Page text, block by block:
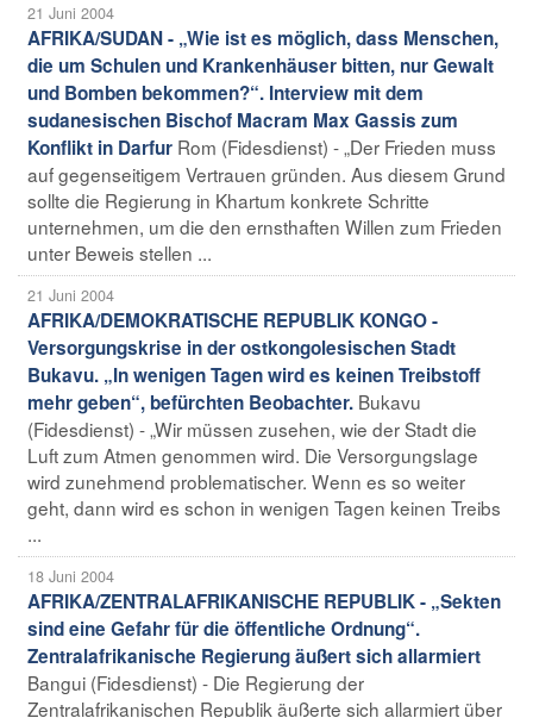
21 Juni 2004
AFRIKA/SUDAN - „Wie ist es möglich, dass Menschen,
die um Schulen und Krankenhäuser bitten, nur Gewalt
und Bomben bekommen?“. Interview mit dem
sudanesischen Bischof Macram Max Gassis zum
Konflikt in Darfur Rom (Fidesdienst) - „Der Frieden muss
auf gegenseitigem Vertrauen gründen. Aus diesem Grund
sollte die Regierung in Khartum konkrete Schritte
unternehmen, um die den ernsthaften Willen zum Frieden
unter Beweis stellen ...
21 Juni 2004
AFRIKA/DEMOKRATISCHE REPUBLIK KONGO -
Versorgungskrise in der ostkongolesischen Stadt
Bukavu. „In wenigen Tagen wird es keinen Treibstoff
mehr geben“, befürchten Beobachter. Bukavu
(Fidesdienst) - „Wir müssen zusehen, wie der Stadt die
Luft zum Atmen genommen wird. Die Versorgungslage
wird zunehmend problematischer. Wenn es so weiter
geht, dann wird es schon in wenigen Tagen keinen Treibs
...
18 Juni 2004
AFRIKA/ZENTRALAFRIKANISCHE REPUBLIK - „Sekten
sind eine Gefahr für die öffentliche Ordnung“.
Zentralafrikanische Regierung äußert sich allarmiert
Bangui (Fidesdienst) - Die Regierung der
Zentralafrikanischen Republik äußerte sich allarmiert über